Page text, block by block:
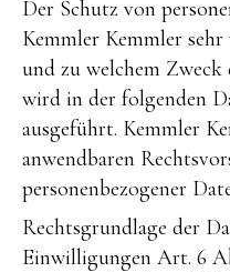
Der Schutz von
Kemmler Kemmler
und zu welchem Zweck
wird in der folgenden
ausgeführt. Kemmler
anwendbaren
personenbezogener
Rechtsgrundlage der
Einwilligungen Art. 6